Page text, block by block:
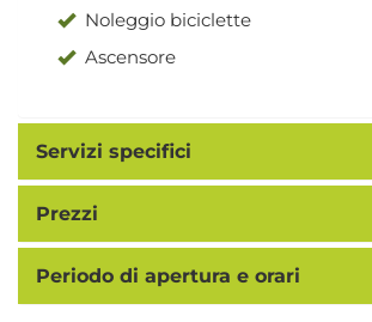
Noleggio biciclette
Ascensore
Servizi specifici
Prezzi
Periodo di apertura e orari